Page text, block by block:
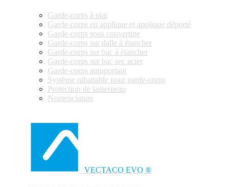
Garde-corps à plat
Garde-corps en applique et applique déporté
Garde-corps sous couvertine
Garde-corps sur dalle à étancher
Garde-corps sur bac à étancher
Garde-corps sur bac sec acier
Garde-corps autoportant
Système rabattable pour garde-corps
Protection de lanterneau
Nomenclature
VECTACO EVO ®